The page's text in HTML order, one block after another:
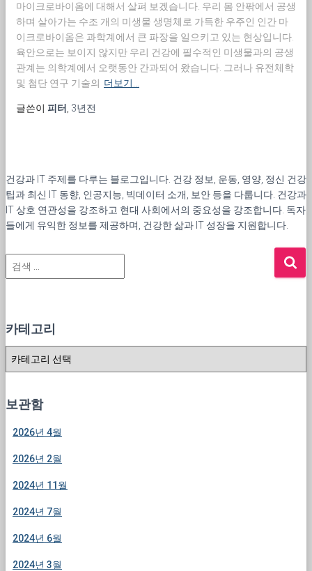
마이크로바이옴에 대해서 살펴 보겠습니다. 우리 몸 안팎에서 공생
하며 살아가는 수조 개의 미생물 생명체로 가득한 우주인 인간 마
이크로바이옴은 과학계에서 큰 파장을 일으키고 있는 현상입니다.
육안으로는 보이지 않지만 우리 건강에 필수적인 미생물과의 공생
관계는 의학계에서 오랫동안 간과되어 왔습니다. 그러나 유전체학
및 첨단 연구 기술의 더보기…
글쓴이 피터 , 3년전
건강과 IT 주제를 다루는 블로그입니다. 건강 정보, 운동, 영양, 정신 건강
팁과 최신 IT 동향, 인공지능, 빅데이터 소개, 보안 등을 다룹니다. 건강과
IT 상호 연관성을 강조하고 현대 사회에서의 중요성을 강조합니다. 독자
들에게 유익한 정보를 제공하며, 건강한 삶과 IT 성장을 지원합니다.
검
색
카테고리
리
보관함
2026년 4월
2026년 2월
2024년 11월
2024년 7월
2024년 6월
2024년 3월